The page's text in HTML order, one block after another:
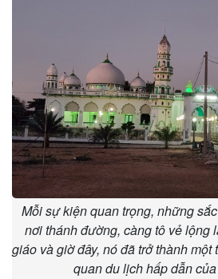
Mỗi sự kiện quan trọng, những
nơi thánh đường, càng tô vẻ lộng
giáo và giờ đây, nó đã trở thành
quan du lịch hấp dẫn